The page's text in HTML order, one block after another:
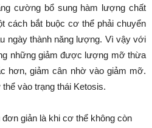
cường bổ sung hàm lượng chất
cách bắt buộc cơ thể phải chuyển
ngày thành năng lượng. Vì vậy với
những giảm được lượng mỡ thừa
hơn, giảm cân nhờ vào giảm mỡ.
vào trạng thái Ketosis.
giản là khi cơ thể không còn